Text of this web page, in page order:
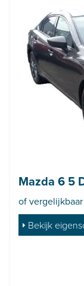
Mazda 6 5
of
Bekijk